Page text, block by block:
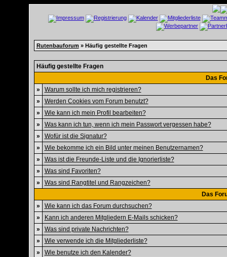
Rutenbauforum » Häufig gestellte Fragen
Häufig gestellte Fragen
Das
»
Warum sollte ich mich registrieren?
»
Werden Cookies vom Forum benutzt?
»
Wie kann ich mein Profil bearbeiten?
»
Was kann ich tun, wenn ich mein Passwort vergessen habe?
»
Wofür ist die Signatur?
»
Wie bekomme ich ein Bild unter meinen Benutzernamen?
»
Was ist die Freunde-Liste und die Ignorierliste?
»
Was sind Favoriten?
»
Was sind Rangtitel und Rangzeichen?
Das
»
Wie kann ich das Forum durchsuchen?
»
Kann ich anderen Mitgliedern E-Mails schicken?
»
Was sind private Nachrichten?
»
Wie verwende ich die Mitgliederliste?
»
Wie benutze ich den Kalender?